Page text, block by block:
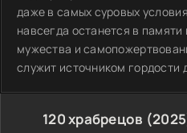
даже в самых суровых
навсегда останется в
мужества и
служит источником гордости
120 храбрецов